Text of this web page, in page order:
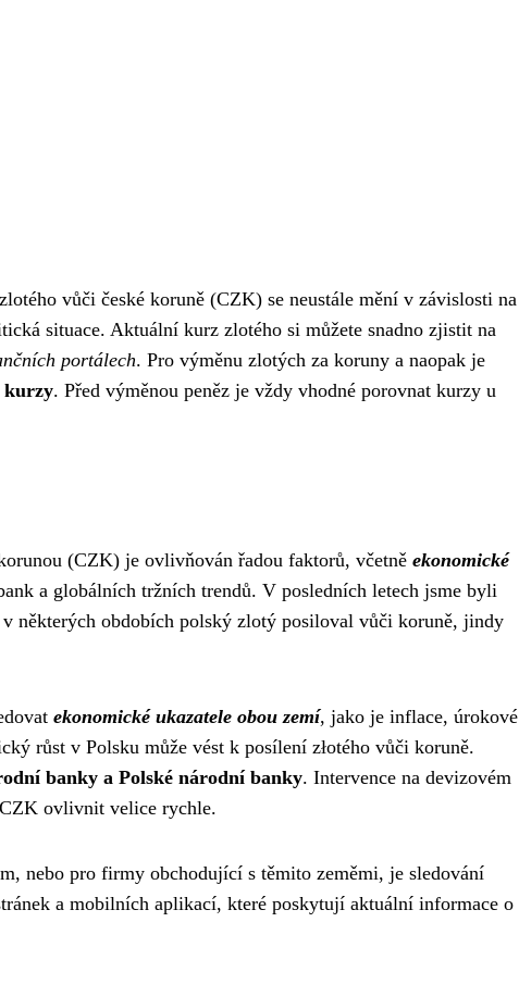
vůči české koruně (CZK) se neustále mění v závislosti na
situace. Aktuální kurz zlotého si můžete snadno zjistit na
portálech. Pro výměnu zlotých za koruny a naopak je
kurzy. Před výměnou peněz je vždy vhodné porovnat kurzy u
(CZK) je ovlivňován řadou faktorů, včetně ekonomické
a globálních tržních trendů. V posledních letech jsme byli
některých obdobích polský zlotý posiloval vůči koruně, jindy
ekonomické ukazatele obou zemí, jako je inflace, úrokové
růst v Polsku může vést k posílení złotého vůči koruně.
banky a Polské národní banky. Intervence na devizovém
ovlivnit velice rychle.
nebo pro firmy obchodující s těmito zeměmi, je sledování
a mobilních aplikací, které poskytují aktuální informace o